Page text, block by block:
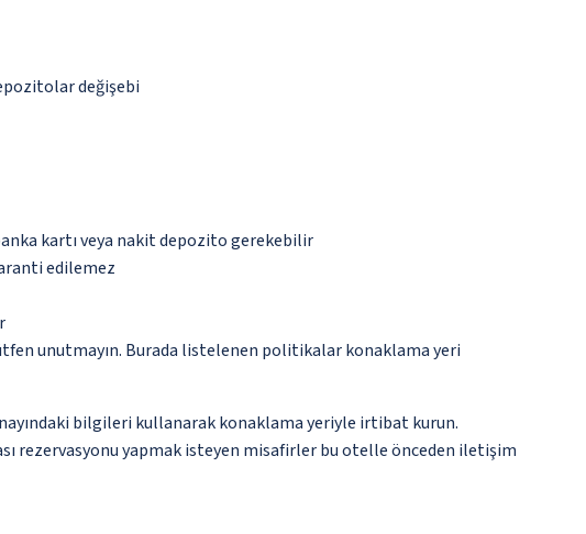
değişebi
kartı veya nakit depozito gerekebilir
edilemez
unutmayın. Burada listelenen politikalar konaklama yeri
bilgileri kullanarak konaklama yeriyle irtibat kurun.
rezervasyonu yapmak isteyen misafirler bu otelle önceden iletişim